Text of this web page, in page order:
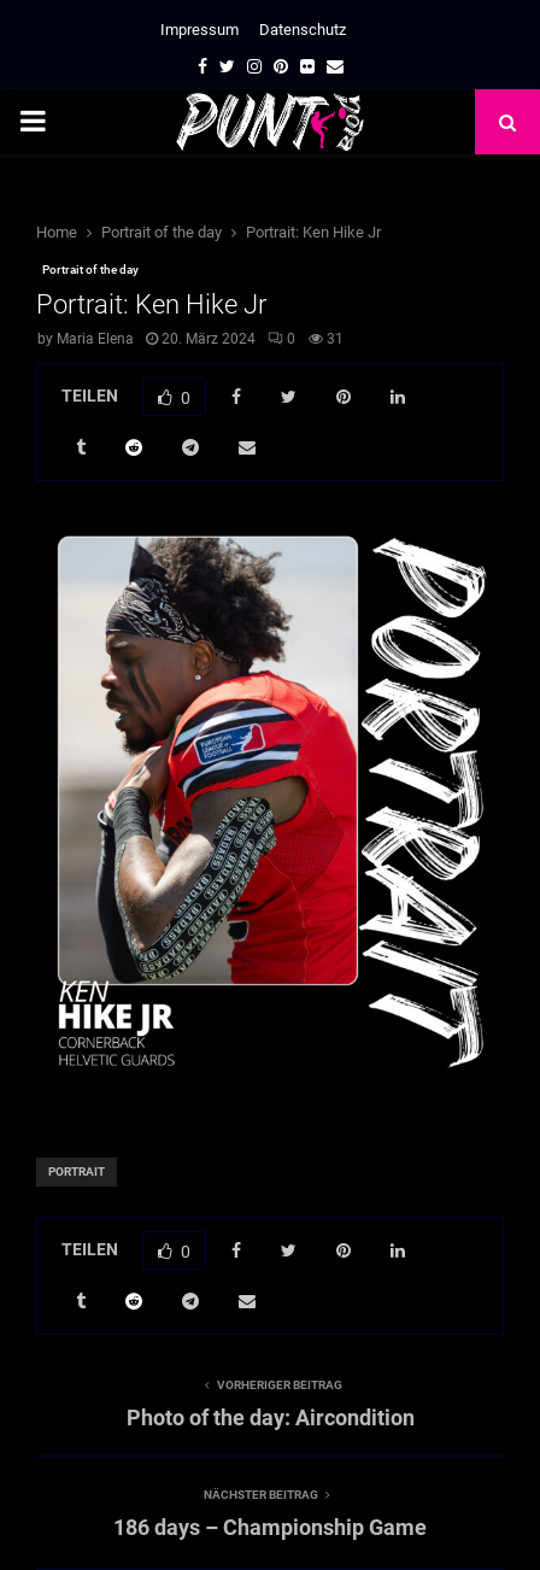
Impressum Datenschutz
Facebook
TwitterInstagram
Pinterest
FlickrEmail
PRIMARY
Home Portrait of the day Portrait: Ken Hike Jr
Portrait of the day
Portrait: Ken Hike Jr
by Maria Elena 20. März 2024 0 31
TEILEN 0
PORTRAIT
TEILEN 0
VORHERIGER BEITRAG
Photo of the day: Aircondition
NÄCHSTER BEITRAG
186 days – Championship Game